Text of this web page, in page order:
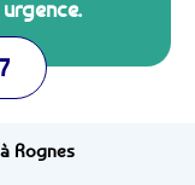
Rognes